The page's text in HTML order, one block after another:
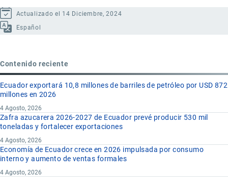
Actualizado el 14 Diciembre, 2024
Español
Contenido reciente
Ecuador exportará 10,8 millones de barriles de petróleo por USD 872
millones en 2026
4 Agosto, 2026
Zafra azucarera 2026-2027 de Ecuador prevé producir 530 mil
toneladas y fortalecer exportaciones
4 Agosto, 2026
Economía de Ecuador crece en 2026 impulsada por consumo
interno y aumento de ventas formales
4 Agosto, 2026